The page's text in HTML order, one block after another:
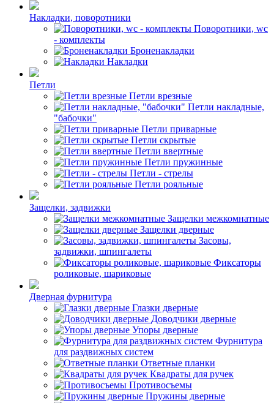
Накладки, поворотники
Поворотники, wc
- комплекты
Броненакладки
Накладки
Петли
Петли врезные
Петли накладные,
"бабочки"
Петли приварные
Петли скрытые
Петли ввертные
Петли пружинные
Петли - стрелы
Петли рояльные
Защелки, задвижки
Защелки межкомнатные
Защелки дверные
Засовы,
задвижки, шпингалеты
Фиксаторы
роликовые, шариковые
Дверная фурнитура
Глазки дверные
Доводчики дверные
Упоры дверные
Фурнитура
для раздвижных систем
Ответные планки
Квадраты для ручек
Противосъемы
Пружины дверные